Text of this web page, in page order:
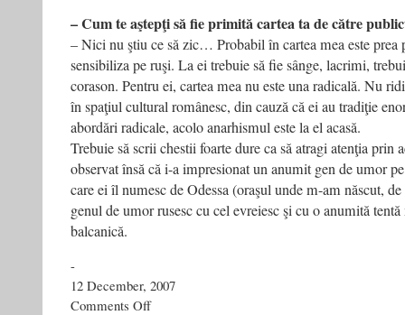
– Cum te aştepţi să fie primită cartea ta de către
– Nici nu ştiu ce să zic… Probabil în cartea mea este prea
sensibiliza pe ruşi. La ei trebuie să fie sânge, lacrimi,
corason. Pentru ei, cartea mea nu este una radicală. Nu
în spaţiul cultural românesc, din cauză că ei au tradiţie
abordări radicale, acolo anarhismul este la el acasă.
Trebuie să scrii chestii foarte dure ca să atragi atenţia prin
observat însă că i-a impresionat un anumit gen de umor
care ei îl numesc de Odessa (oraşul unde m-am născut,
genul de umor rusesc cu cel evreiesc şi cu o anumită
balcanică.
-
12 December, 2007
Comments Offon